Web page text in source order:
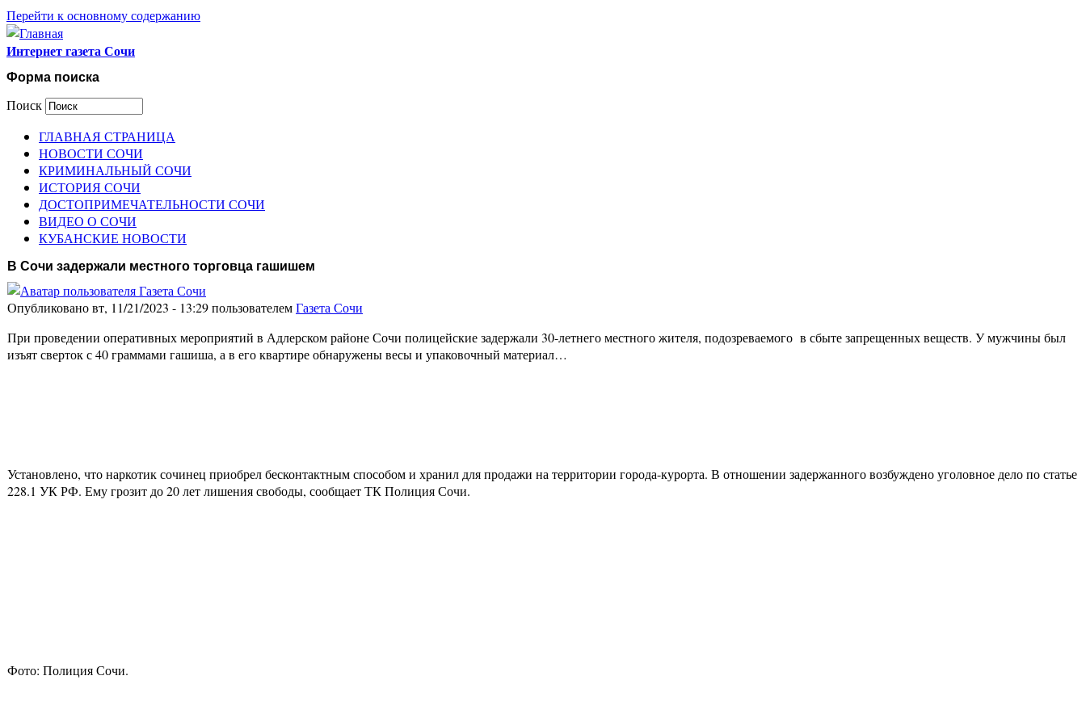
Перейти к основному содержанию
Интернет газета Сочи
Форма поиска
Поиск
ГЛАВНАЯ СТРАНИЦА
НОВОСТИ СОЧИ
КРИМИНАЛЬНЫЙ СОЧИ
ИСТОРИЯ СОЧИ
ДОСТОПРИМЕЧАТЕЛЬНОСТИ СОЧИ
ВИДЕО О СОЧИ
КУБАНСКИЕ НОВОСТИ
В Сочи задержали местного торговца гашишем
Опубликовано вт, 11/21/2023 - 13:29 пользователемГазета Сочи
При проведении оперативных мероприятий в Адлерском районе Сочи полицейские задержали 30-летнего местного жителя, подозреваемого в сбыте запрещенных веществ. У мужчины был
изъят сверток с 40 граммами гашиша, а в его квартире обнаружены весы и упаковочный материал…
Установлено, что наркотик сочинец приобрел бесконтактным способом и хранил для продажи на территории города-курорта. В отношении задержанного возбуждено уголовное дело по статье
228.1 УК РФ. Ему грозит до 20 лет лишения свободы, сообщает ТК Полиция Сочи.
Фото: Полиция Сочи.